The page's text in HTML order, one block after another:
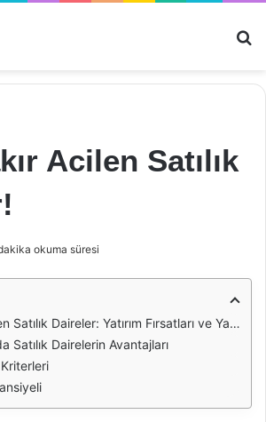
Acilen Satılık
okuma süresi
Daireler: Yatırım Fırsatları ve Yaşam Alanları
Satılık Dairelerin Avantajları
Kriterleri